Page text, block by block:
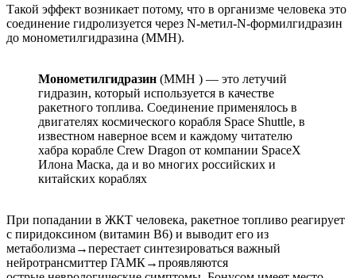
Такой эффект возникает потому, что в организме человека это
соединение гидролизуется через N-метил-N-формилгидразин
до монометилгидразина (MMH).
Монометилгидразин (MMH ) — это летучий
гидразин, который используется в качестве
ракетного топлива. Соединение применялось в
двигателях космического корабля Space Shuttle, в
известном наверное всем и каждому читателю
хабра корабле Crew Dragon от компании SpaceX
Илона Маска, да и во многих российских и
китайских кораблях
При попадании в ЖКТ человека, ракетное топливо реагирует
с пиридоксином (витамин B6) и выводит его из
метаболизма→перестает синтезироваться важный
нейротрансмиттер ГАМК→проявляются